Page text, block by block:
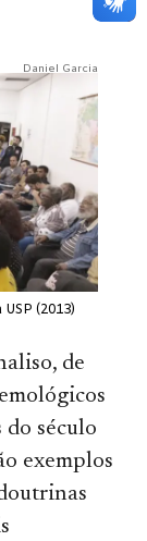
Daniel Garcia
(2013)
de
século
exemplos